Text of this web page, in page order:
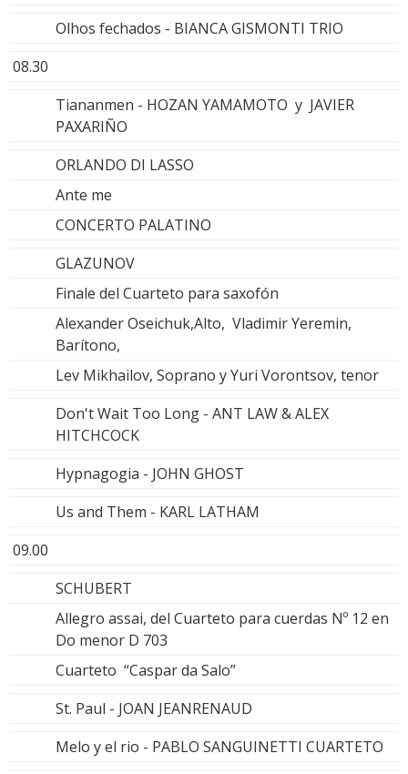
Olhos fechados - BIANCA GISMONTI TRIO
08.30
Tiananmen - HOZAN YAMAMOTO y JAVIER
PAXARIÑO
ORLANDO DI LASSO
Ante me
CONCERTO PALATINO
GLAZUNOV
Finale del Cuarteto para saxofón
Alexander Oseichuk,Alto, Vladimir Yeremin,
Barítono,
Lev Mikhailov, Soprano y Yuri Vorontsov, tenor
Don't Wait Too Long - ANT LAW & ALEX
HITCHCOCK
Hypnagogia - JOHN GHOST
Us and Them - KARL LATHAM
09.00
SCHUBERT
Allegro assai, del Cuarteto para cuerdas Nº 12 en
Do menor D 703
Cuarteto “Caspar da Salo”
St. Paul - JOAN JEANRENAUD
Melo y el rio - PABLO SANGUINETTI CUARTETO